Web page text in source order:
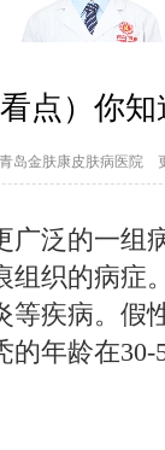
看点）你
岛金肤康皮肤病医院
泛的一组
组织的病症
等疾病。假
的年龄在